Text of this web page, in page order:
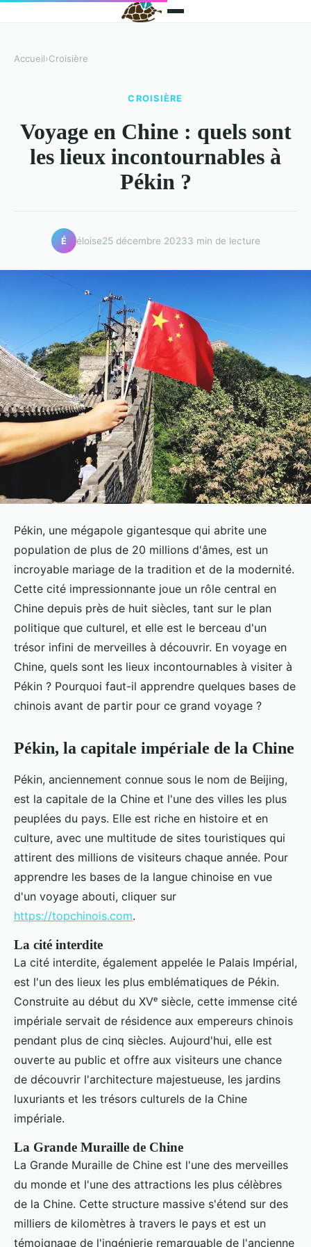
Accueil›Croisière
CROISIÈRE
Voyage en Chine : quels sont
les lieux incontournables à
Pékin ?
É éloise25 décembre 20233 min de lecture
Pékin, une mégapole gigantesque qui abrite une
population de plus de 20 millions d'âmes, est un
incroyable mariage de la tradition et de la modernité.
Cette cité impressionnante joue un rôle central en
Chine depuis près de huit siècles, tant sur le plan
politique que culturel, et elle est le berceau d'un
trésor infini de merveilles à découvrir. En voyage en
Chine, quels sont les lieux incontournables à visiter à
Pékin ? Pourquoi faut-il apprendre quelques bases de
chinois avant de partir pour ce grand voyage ?
Pékin, la capitale impériale de la Chine
Pékin, anciennement connue sous le nom de Beijing,
est la capitale de la Chine et l'une des villes les plus
peuplées du pays. Elle est riche en histoire et en
culture, avec une multitude de sites touristiques qui
attirent des millions de visiteurs chaque année. Pour
apprendre les bases de la langue chinoise en vue
d'un voyage abouti, cliquer sur
https://topchinois.com.
La cité interdite
La cité interdite, également appelée le Palais Impérial,
est l'un des lieux les plus emblématiques de Pékin.
Construite au début du XVᵉ siècle, cette immense cité
impériale servait de résidence aux empereurs chinois
pendant plus de cinq siècles. Aujourd'hui, elle est
ouverte au public et offre aux visiteurs une chance
de découvrir l'architecture majestueuse, les jardins
luxuriants et les trésors culturels de la Chine
impériale.
La Grande Muraille de Chine
La Grande Muraille de Chine est l'une des merveilles
du monde et l'une des attractions les plus célèbres
de la Chine. Cette structure massive s'étend sur des
milliers de kilomètres à travers le pays et est un
témoignage de l'ingénierie remarquable de l'ancienne